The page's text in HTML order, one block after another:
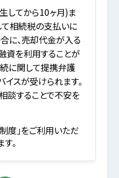
してから10ヶ月)ま
相続税の支払いに
に、売却代金が入る
資を利用することが
に関して提携弁護
イスが受けられます。
談することで不安を
度」をご利用いただ
。